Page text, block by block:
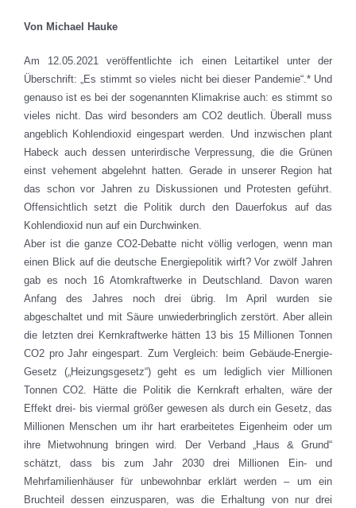
Von Michael Hauke
Am 12.05.2021 veröffentlichte ich einen Leitartikel unter der
Überschrift: „Es stimmt so vieles nicht bei dieser Pandemie“.* Und
genauso ist es bei der sogenannten Klimakrise auch: es stimmt so
vieles nicht. Das wird besonders am CO2 deutlich. Überall muss
angeblich Kohlendioxid eingespart werden. Und inzwischen plant
Habeck auch dessen unterirdische Verpressung, die die Grünen
einst vehement abgelehnt hatten. Gerade in unserer Region hat
das schon vor Jahren zu Diskussionen und Protesten geführt.
Offensichtlich setzt die Politik durch den Dauerfokus auf das
Kohlendioxid nun auf ein Durchwinken.
Aber ist die ganze CO2-Debatte nicht völlig verlogen, wenn man
einen Blick auf die deutsche Energiepolitik wirft? Vor zwölf Jahren
gab es noch 16 Atomkraftwerke in Deutschland. Davon waren
Anfang des Jahres noch drei übrig. Im April wurden sie
abgeschaltet und mit Säure unwiederbringlich zerstört. Aber allein
die letzten drei Kernkraftwerke hätten 13 bis 15 Millionen Tonnen
CO2 pro Jahr eingespart. Zum Vergleich: beim Gebäude-Energie-
Gesetz („Heizungsgesetz“) geht es um lediglich vier Millionen
Tonnen CO2. Hätte die Politik die Kernkraft erhalten, wäre der
Effekt drei- bis viermal größer gewesen als durch ein Gesetz, das
Millionen Menschen um ihr hart erarbeitetes Eigenheim oder um
ihre Mietwohnung bringen wird. Der Verband „Haus & Grund“
schätzt, dass bis zum Jahr 2030 drei Millionen Ein- und
Mehrfamilienhäuser für unbewohnbar erklärt werden – um ein
Bruchteil dessen einzusparen, was die Erhaltung von nur drei